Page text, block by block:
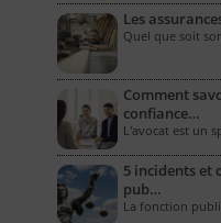
Les
Quel que soit
Comment
confiance…
L'avocat est un
5 incidents et
pub…
La fonction